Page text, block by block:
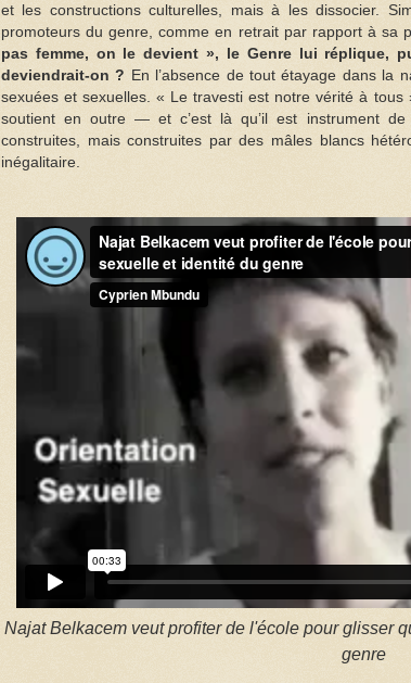
et les constructions culturelles, mais à les dissocier.
promoteurs du genre, comme en retrait par rapport à sa
pas femme, on le devient », le Genre lui réplique,
deviendrait-on ? En l’absence de tout étayage dans la
sexuées et sexuelles. « Le travesti est notre vérité à
soutient en outre — et c’est là qu’il est instrument
construites, mais construites par des mâles blancs
inégalitaire.
Najat Belkacem veut profiter de l'école pour glisser
genre